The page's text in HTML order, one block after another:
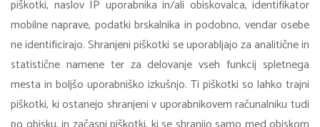
piškotki, naslov IP uporabnika in/ali obiskovalca, identifikator
mobilne naprave, podatki brskalnika in podobno, vendar osebe
ne identificirajo. Shranjeni piškotki se uporabljajo za analitične in
statistične namene ter za delovanje vseh funkcij spletnega
mesta in boljšo uporabniško izkušnjo. Ti piškotki so lahko trajni
piškotki, ki ostanejo shranjeni v uporabnikovem računalniku tudi